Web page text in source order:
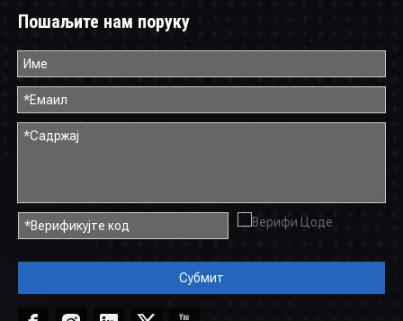
Пошаљите нам поруку
Субмит